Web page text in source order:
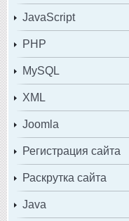
JavaScript
PHP
MySQL
XML
Joomla
Регистрация сайта
Раскрутка сайта
Java